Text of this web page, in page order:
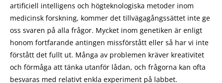
artificiell intelligens och högteknologiska metoder inom
medicinsk forskning, kommer det tillvägagångssättet inte ge
oss svaren på alla frågor. Mycket inom genetiken är enligt
honom fortfarande antingen missförstått eller så har vi inte
förstått det fullt ut. Många av problemen kräver kreativitet
och förmåga att tänka utanför lådan, och frågorna kan ofta
besvaras med relativt enkla experiment på labbet.